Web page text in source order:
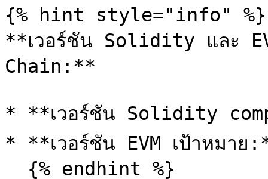
{% hint style="info" %}
**เวอร์ชัน Solidity และ
Chain:**
* **เวอร์ชัน Solidity
* **เวอร์ชัน EVM เป้าหมา